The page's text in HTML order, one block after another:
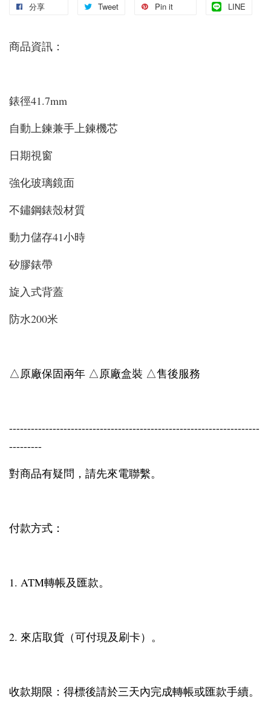
分享 Tweet Pin it LINE
商品資訊：
錶徑41.7mm
自動上鍊兼手上鍊機芯
日期視窗
強化玻璃鏡面
不鏽鋼錶殼材質
動力儲存41小時
矽膠錶帶
旋入式背蓋
防水200米
△原廠保固兩年 △原廠盒裝 △售後服務
---------------------------------------------------------------------
---------
對商品有疑問，請先來電聯繫。
付款方式：
1. ATM轉帳及匯款。
2. 來店取貨（可付現及刷卡）。
收款期限：得標後請於三天內完成轉帳或匯款手續。